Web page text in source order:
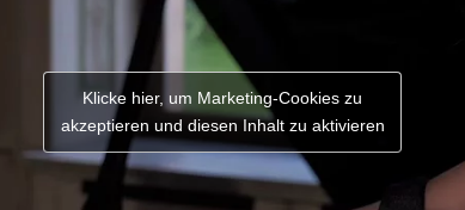
Klicke hier, um Marketing-Cookies zu
akzeptieren und diesen Inhalt zu aktivieren